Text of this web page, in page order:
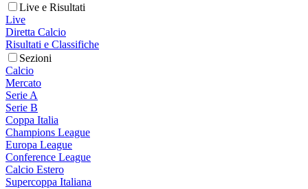
Live e Risultati
Live
Diretta Calcio
Risultati e Classifiche
Sezioni
Calcio
Mercato
Serie A
Serie B
Coppa Italia
Champions League
Europa League
Conference League
Calcio Estero
Supercoppa Italiana